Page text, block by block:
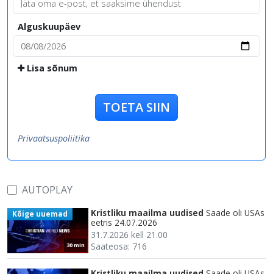
Alguskuupäev
Lisa sõnum
TOETA SIIN
Privaatsuspoliitika
AUTOPLAY
30 min
Kõige uuemad Kristliku maailma uudised Saade oli USAs
eetris 24.07.2026
31.7.2026 kell 21.00
Saateosa: 716